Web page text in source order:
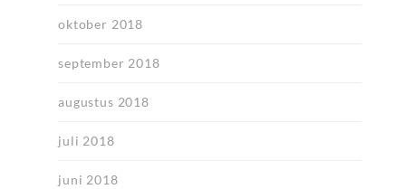
oktober 2018
september 2018
augustus 2018
juli 2018
juni 2018